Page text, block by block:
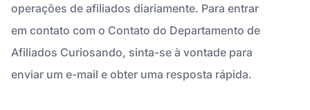
operações de afiliados diariamente. Para entrar
em contato com o Contato do Departamento de
Afiliados Curiosando, sinta-se à vontade para
enviar um e-mail e obter uma resposta rápida.